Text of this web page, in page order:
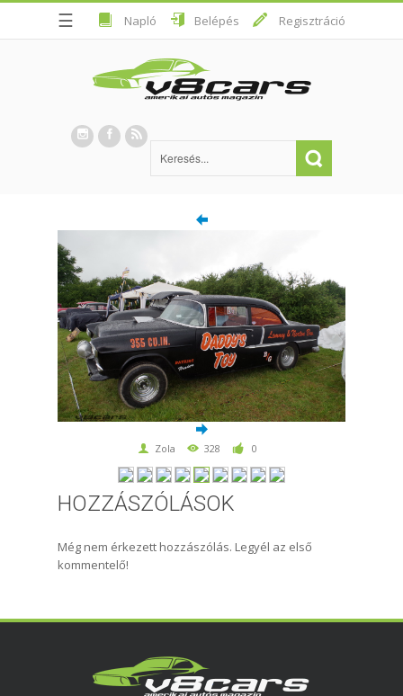
☰ Napló Belépés Regisztráció
Zola 328 0
HOZZÁSZÓLÁSOK
Még nem érkezett hozzászólás. Legyél az első
kommentelő!